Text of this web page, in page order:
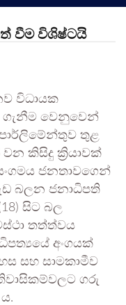
වීම විශිෂ්ටයි
විධායක
ගැනීම වෙනුවෙන්
තුළ
කිසිදු ක්‍රියාවක්
ජනතාවගෙන්
බලන ජනාධිපති
සිට බල
තත්ත්වය
අංගයක්
සහ සාමකාමීව
ගරු